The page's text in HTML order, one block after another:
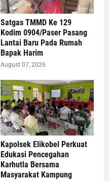
Satgas TMMD Ke 129
Kodim 0904/Paser Pasang
Lantai Baru Pada Rumah
Bapak Harim
August 07, 2026
Kapolsek Elikobel Perkuat
Edukasi Pencegahan
Karhutla Bersama
Masyarakat Kampung